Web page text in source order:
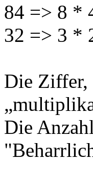
84 => 8 *
32 => 3 *
Die Ziffer,
Die